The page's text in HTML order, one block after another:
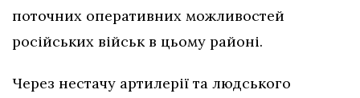
поточних оперативних можливостей
російських військ в цьому районі.
Через нестачу артилерії та людського